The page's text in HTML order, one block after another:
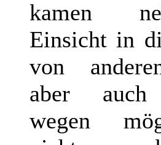
kamen
Einsicht in
von
aber auch
wegen